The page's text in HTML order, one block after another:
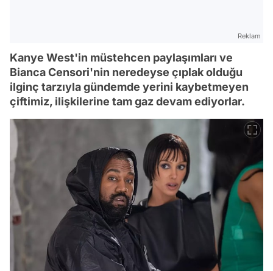
Reklam
Kanye West'in müstehcen paylaşımları ve
Bianca Censori'nin neredeyse çıplak olduğu
ilginç tarzıyla gündemde yerini kaybetmeyen
çiftimiz, ilişkilerine tam gaz devam ediyorlar.